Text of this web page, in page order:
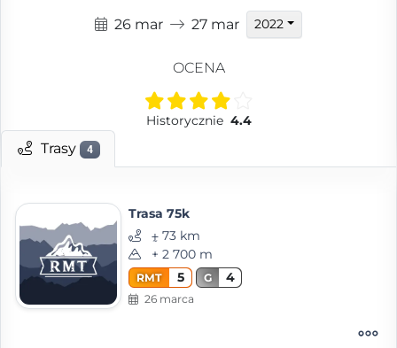
26 mar 27 mar 2022
OCENA
Historycznie 4.4
Trasy 4
Trasa 75k
⨦ 73 km
+ 2 700 m
RMT 5 G 4
26 marca